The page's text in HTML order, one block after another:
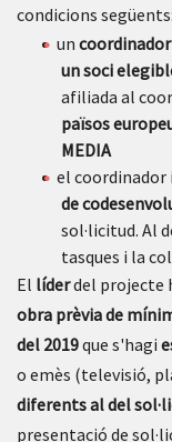
condicions següents:
un
un soci
afiliada al
països
MEDIA
el coordinador
de
sol·licitud. Al
tasques i la
El líderdel projecte
obra prèvia de
del 2019que s'hagi
o emès (televisió,
diferents al del
presentació de